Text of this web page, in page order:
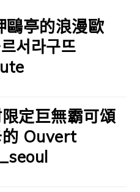
鷗亭的浪漫歐
서라구뜨
定巨無霸可頌
的 Ouvert